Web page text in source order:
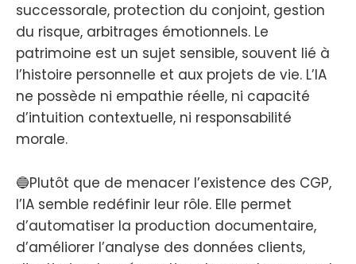
successorale, protection du conjoint, gestion
du risque, arbitrages émotionnels. Le
patrimoine est un sujet sensible, souvent lié à
l’histoire personnelle et aux projets de vie. L’IA
ne possède ni empathie réelle, ni capacité
d’intuition contextuelle, ni responsabilité
morale.
🔵Plutôt que de menacer l’existence des CGP,
l’IA semble redéfinir leur rôle. Elle permet
d’automatiser la production documentaire,
d’améliorer l’analyse des données clients,